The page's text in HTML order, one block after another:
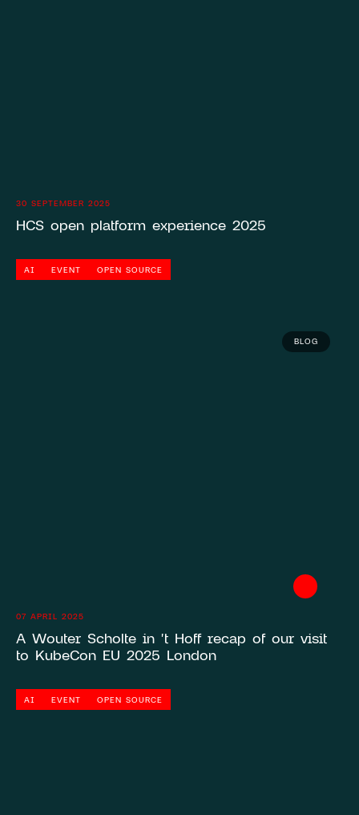
30 SEPTEMBER 2025
HCS open platform experience 2025
AI EVENT OPEN SOURCE
BLOG
07 APRIL 2025
A Wouter Scholte in 't Hoff recap of our visit
to KubeCon EU 2025 London
AI EVENT OPEN SOURCE